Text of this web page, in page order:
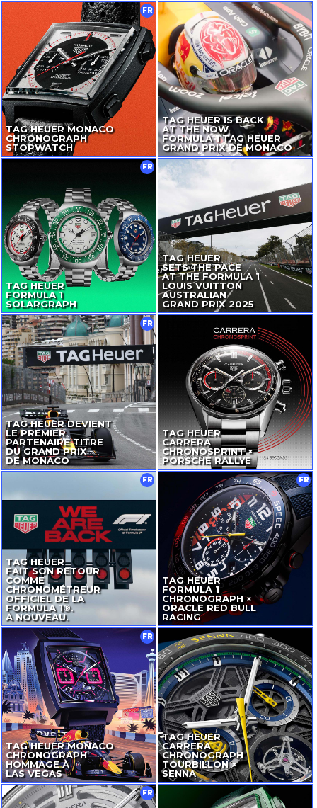
TAG HEUER MONACO
CHRONOGRAPH
STOPWATCH
FR
TAG HEUER IS BACK
AT THE NOW
FORMULA 1 TAG HEUER
GRAND PRIX DE MONACO
TAG HEUER
FORMULA 1
SOLARGRAPH
FR
TAG HEUER
SETS THE PACE
AT THE FORMULA 1
LOUIS VUITTON
AUSTRALIAN
GRAND PRIX 2025
TAG HEUER DEVIENT
LE PREMIER
PARTENAIRE TITRE
DU GRAND PRIX
DE MONACO
FR
TAG HEUER
CARRERA
CHRONOSPRINT ×
PORSCHE RALLYE
TAG HEUER
FAIT SON RETOUR
COMME
CHRONOMÉTREUR
OFFICIEL DE LA
FORMULA 1®.
À NOUVEAU.
FR
TAG HEUER
FORMULA 1
CHRONOGRAPH ×
ORACLE RED BULL
RACING
FR
TAG HEUER MONACO
CHRONOGRAPH
HOMMAGE À
LAS VEGAS
FR
TAG HEUER
CARRERA
CHRONOGRAPH
TOURBILLON ×
SENNA
FR